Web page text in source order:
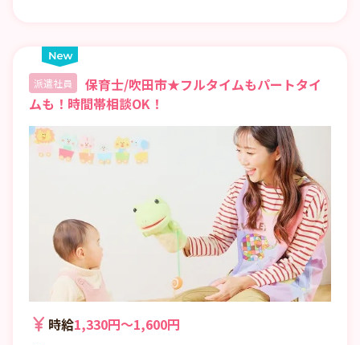
派遣社員
保育士/吹田市★フルタイムもパートタイ
ムも！時間帯相談OK！
時給1,330円〜1,600円